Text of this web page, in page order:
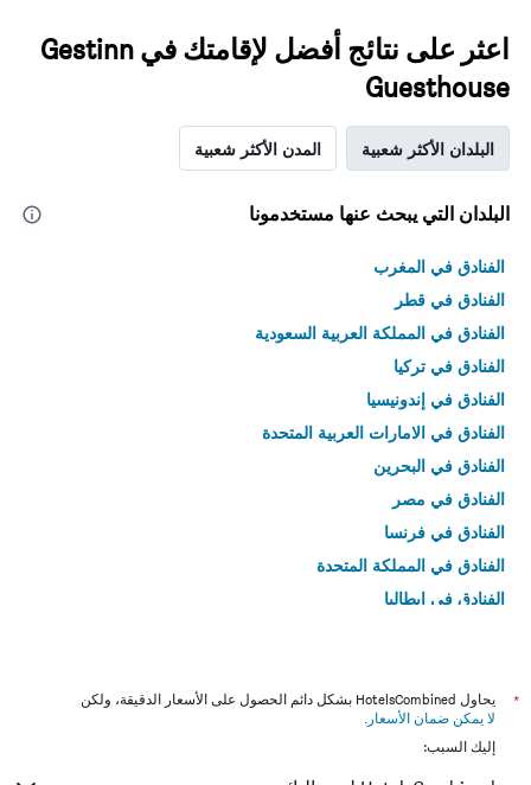
اعثر على نتائج أفضل لإقامتك في Gestinn
Guesthouse
البلدان الأكثر شعبية المدن الأكثر شعبية
البلدان التي يبحث عنها مستخدمونا
الفنادق في المغرب
الفنادق في قطر
الفنادق في المملكة العربية السعودية
الفنادق في تركيا
الفنادق في إندونيسيا
الفنادق في الامارات العربية المتحدة
الفنادق في البحرين
الفنادق في مصر
الفنادق في فرنسا
الفنادق في المملكة المتحدة
الفنادق في إيطاليا
*
يحاول HotelsCombined بشكل دائم الحصول على الأسعار الدقيقة، ولكن
لا يمكن ضمان الأسعار .
إليك السبب: